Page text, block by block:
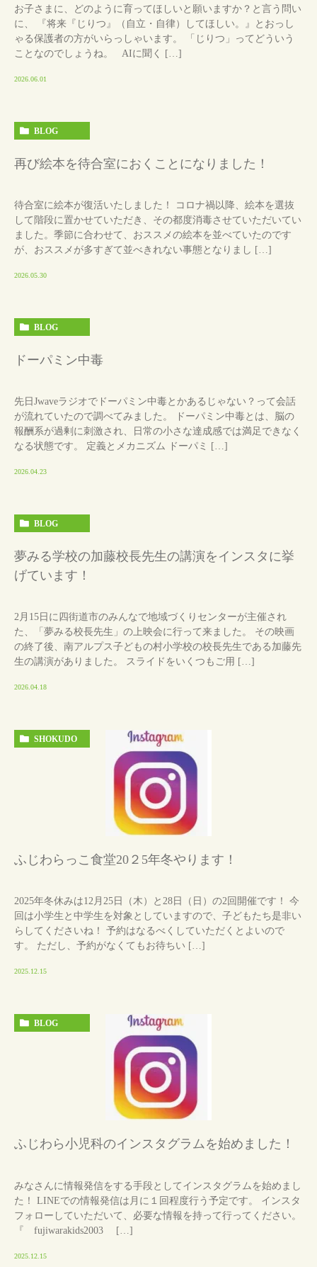
お子さまに、どのように育ってほしいと願いますか？と言う問い
に、 『将来『じりつ』（自立・自律）してほしい。』とおっし
ゃる保護者の方がいらっしゃいます。 「じりつ」ってどういう
ことなのでしょうね。 AIに聞く […]
2026.06.01
BLOG
再び絵本を待合室におくことになりました！
待合室に絵本が復活いたしました！ コロナ禍以降、絵本を選抜
して階段に置かせていただき、その都度消毒させていただいてい
ました。季節に合わせて、おススメの絵本を並べていたのです
が、おススメが多すぎて並べきれない事態となりまし […]
2026.05.30
BLOG
ドーパミン中毒
先日Jwaveラジオでドーパミン中毒とかあるじゃない？って会話
が流れていたので調べてみました。 ドーパミン中毒とは、脳の
報酬系が過剰に刺激され、日常の小さな達成感では満足できなく
なる状態です。 定義とメカニズム ドーパミ […]
2026.04.23
BLOG
夢みる学校の加藤校長先生の講演をインスタに挙
げています！
2月15日に四街道市のみんなで地域づくりセンターが主催され
た、「夢みる校長先生」の上映会に行って来ました。 その映画
の終了後、南アルプス子どもの村小学校の校長先生である加藤先
生の講演がありました。 スライドをいくつもご用 […]
2026.04.18
SHOKUDO
ふじわらっこ食堂20２5年冬やります！
2025年冬休みは12月25日（木）と28日（日）の2回開催です！ 今
回は小学生と中学生を対象としていますので、子どもたち是非い
らしてくださいね！ 予約はなるべくしていただくとよいので
す。 ただし、予約がなくてもお待ちい […]
2025.12.15
BLOG
ふじわら小児科のインスタグラムを始めました！
みなさんに情報発信をする手段としてインスタグラムを始めまし
た！ LINEでの情報発信は月に１回程度行う予定です。 インスタ
フォローしていただいて、必要な情報を持って行ってください。
『 fujiwarakids2003 […]
2025.12.15